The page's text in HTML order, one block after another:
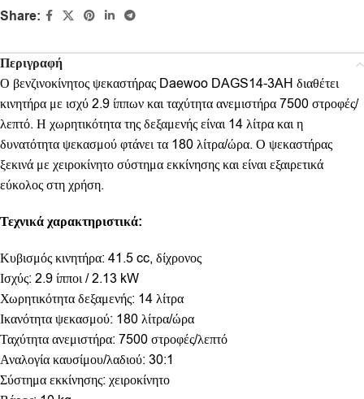
Share:
Περιγραφή
Ο βενζινοκίνητος ψεκαστήρας Daewoo DAGS14-3AH διαθέτει
κινητήρα με ισχύ 2.9 ίππων και ταχύτητα ανεμιστήρα 7500 στροφές/
λεπτό. Η χωρητικότητα της δεξαμενής είναι 14 λίτρα και η
δυνατότητα ψεκασμού φτάνει τα 180 λίτρα/ώρα. Ο ψεκαστήρας
ξεκινά με χειροκίνητο σύστημα εκκίνησης και είναι εξαιρετικά
εύκολος στη χρήση.
Τεχνικά χαρακτηριστικά:
Κυβισμός κινητήρα: 41.5 cc, δίχρονος
Ισχύς: 2.9 ίπποι / 2.13 kW
Χωρητικότητα δεξαμενής: 14 λίτρα
Ικανότητα ψεκασμού: 180 λίτρα/ώρα
Ταχύτητα ανεμιστήρα: 7500 στροφές/λεπτό
Αναλογία καυσίμου/λαδιού: 30:1
Σύστημα εκκίνησης: χειροκίνητο